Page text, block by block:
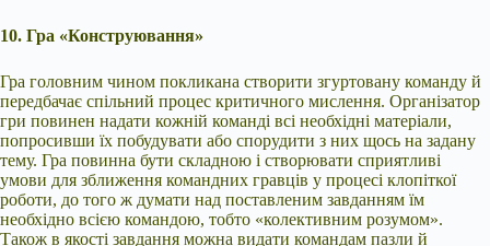
10. Гра «Конструювання»
Гра головним чином покликана створити згуртовану команду й
передбачає спільний процес критичного мислення. Організатор
гри повинен надати кожній команді всі необхідні матеріали,
попросивши їх побудувати або спорудити з них щось на задану
тему. Гра повинна бути складною і створювати сприятливі
умови для зближення командних гравців у процесі клопіткої
роботи, до того ж думати над поставленим завданням їм
необхідно всією командою, тобто «колективним розумом».
Також в якості завдання можна видати командам пазли й